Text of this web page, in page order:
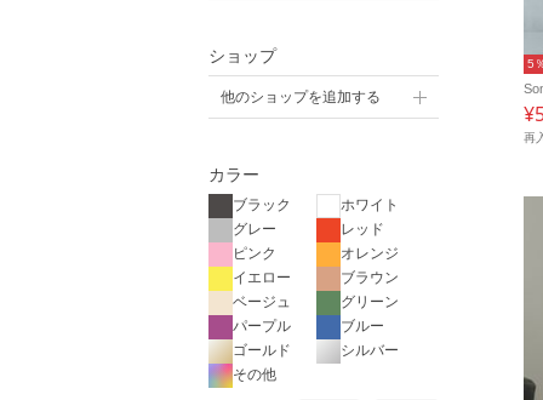
5
再
ショップ
他のショップを追加する
カラー
ブラック
ホワイト
グレー
レッド
ピンク
オレンジ
イエロー
ブラウン
ベージュ
グリーン
パープル
ブルー
ゴールド
シルバー
その他